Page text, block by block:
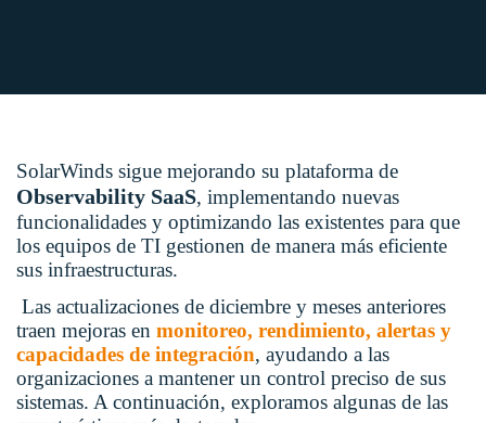
SolarWinds sigue mejorando su plataforma de
Observability SaaS, implementando nuevas
funcionalidades y optimizando las existentes para que
los equipos de TI gestionen de manera más eficiente
sus infraestructuras.
Las actualizaciones de diciembre y meses anteriores
traen mejoras en monitoreo, rendimiento, alertas y
capacidades de integración, ayudando a las
organizaciones a mantener un control preciso de sus
sistemas. A continuación, exploramos algunas de las